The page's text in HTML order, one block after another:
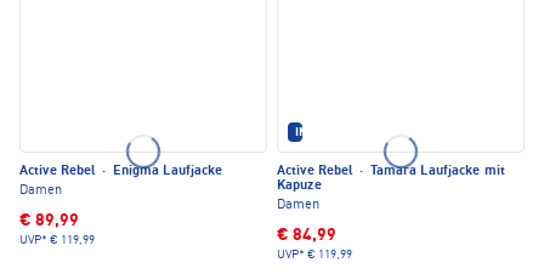
Active Rebel ·
Enigma Laufjacke
Damen
€ 89,99
UVP* € 119,99
IM SET ERHÄLTLICH
Active Rebel ·
Tamara Laufjacke mit
Kapuze
Damen
€ 84,99
UVP* € 119,99